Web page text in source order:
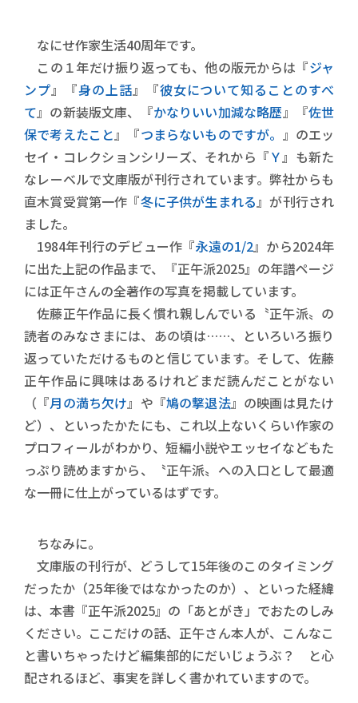
なにせ作家生活40周年です。
この１年だけ振り返っても、他の版元からは『ジャ
ンプ』『身の上話』『彼女について知ることのすべ
て』の新装版文庫、『かなりいい加減な略歴』『佐世
保で考えたこと』『つまらないものですが。 』のエッ
セイ・コレクションシリーズ、それから『Ｙ』も新た
なレーベルで文庫版が刊行されています。弊社からも
直木賞受賞第一作『冬に子供が生まれる』が刊行され
ました。
1984年刊行のデビュー作『永遠の1/2』から2024年
に出た上記の作品まで、『正午派2025』の年譜ページ
には正午さんの全著作の写真を掲載しています。
佐藤正午作品に長く慣れ親しんでいる〝正午派〟の
読者のみなさまには、あの頃は……、といろいろ振り
返っていただけるものと信じています。そして、佐藤
正午作品に興味はあるけれどまだ読んだことがない
（『月の満ち欠け』や『鳩の撃退法』の映画は見たけ
ど）、といったかたにも、これ以上ないくらい作家の
プロフィールがわかり、短編小説やエッセイなどもた
っぷり読めますから、〝正午派〟への入口として最適
な一冊に仕上がっているはずです。
ちなみに。
文庫版の刊行が、どうして15年後のこのタイミング
だったか（25年後ではなかったのか）、といった経緯
は、本書『正午派2025』の「あとがき」でおたのしみ
ください。ここだけの話、正午さん本人が、こんなこ
と書いちゃったけど編集部的にだいじょうぶ？ と心
配されるほど、事実を詳しく書かれていますので。